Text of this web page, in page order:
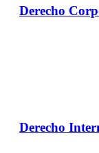
Derecho
Derecho